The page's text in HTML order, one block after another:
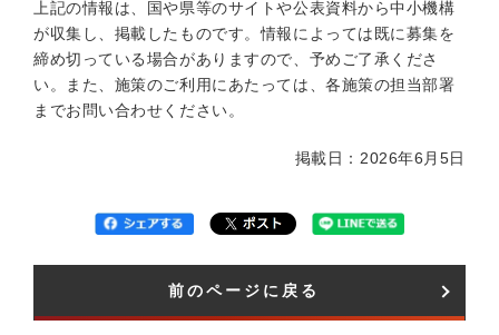
上記の情報は、国や県等のサイトや公表資料から中小機構
が収集し、掲載したものです。情報によっては既に募集を
締め切っている場合がありますので、予めご了承くださ
い。また、施策のご利用にあたっては、各施策の担当部署
までお問い合わせください。
掲載日：2026年6月5日
前のページに戻る